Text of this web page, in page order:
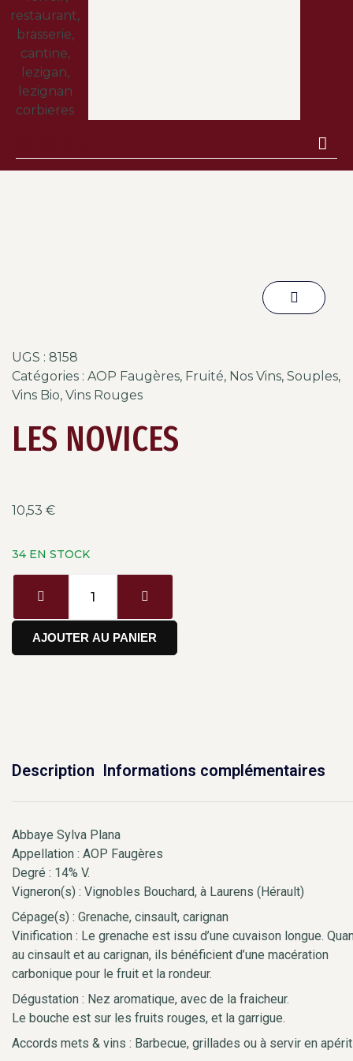
UGS : 8158
Catégories : AOP Faugères, Fruité, Nos Vins, Souples,
Vins Bio, Vins Rouges
LES NOVICES
10,53 €
34 EN STOCK
AJOUTER AU PANIER
Description Informations complémentaires
Abbaye Sylva Plana
Appellation : AOP Faugères
Degré : 14% V.
Vigneron(s) : Vignobles Bouchard, à Laurens (Hérault)
Cépage(s) : Grenache, cinsault, carignan
Vinification : Le grenache est issu d’une cuvaison longue.
au cinsault et au carignan, ils bénéficient d’une macération
carbonique pour le fruit et la rondeur.
Dégustation : Nez aromatique, avec de la fraicheur.
Le bouche est sur les fruits rouges, et la garrigue.
Accords mets & vins : Barbecue, grillades ou à servir en